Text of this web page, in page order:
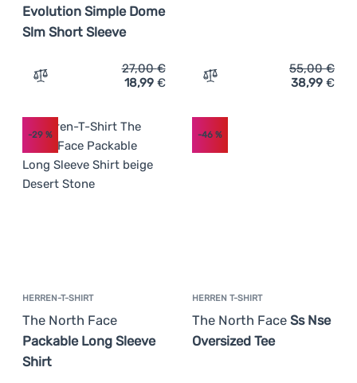
Evolution Simple Dome
Slm Short Sleeve
Zum Vergleich 'Damen-T-Shirt The North Face W
27,00€
18,99 € Zum Vergleich 'Herren-T-
55,00€
38,99 €
HERREN-T-SHIRT
The North Face
Packable Long Sleeve
Shirt
-29 %
HERREN T-SHIRT
The North Face Ss Nse
Oversized Tee
-46%